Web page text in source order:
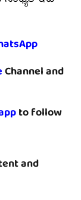
Channel and
to follow
and